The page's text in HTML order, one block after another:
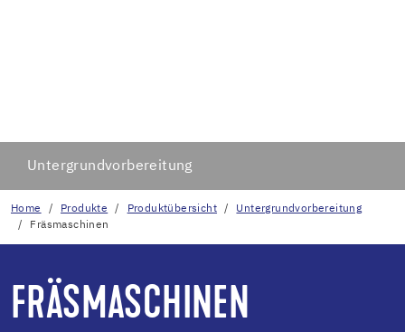
Untergrundvorbereitung
Home Produkte Produktübersicht
Untergrundvorbereitung
Fräsmaschinen
FRÄSMASCHINEN